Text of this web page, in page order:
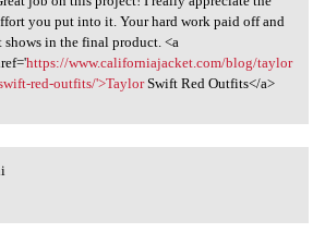
job on this project! I
you put into it. Your hard work paid off and
shows in the final product. <a
https://www.californiajacket.com/blog/taylor
red-outfits/'>TaylorSwift Red Outfits</a>